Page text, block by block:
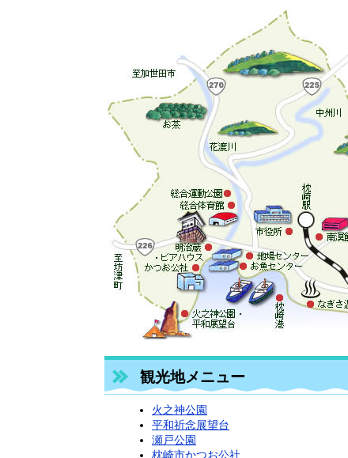
観光地メニュー
火之神公園
平和祈念展望台
瀬戸公園
枕崎市かつお公社